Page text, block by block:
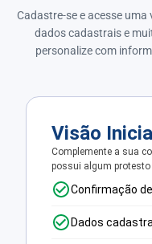
Cadastre-se e acesse
dados cadastrais e
personalize com
Visão Inicial
Complemente a sua
possui algum
Confirmação
Dados